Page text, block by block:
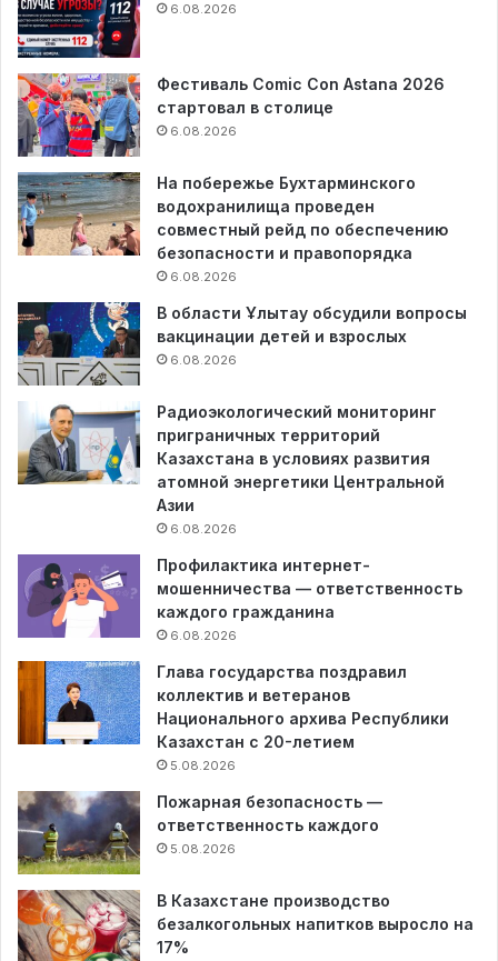
6.08.2026
Фестиваль Comic Con Astana 2026
стартовал в столице
6.08.2026
На побережье Бухтарминского
водохранилища проведен
совместный рейд по обеспечению
безопасности и правопорядка
6.08.2026
В области Ұлытау обсудили вопросы
вакцинации детей и взрослых
6.08.2026
Радиоэкологический мониторинг
приграничных территорий
Казахстана в условиях развития
атомной энергетики Центральной
Азии
6.08.2026
Профилактика интернет-
мошенничества — ответственность
каждого гражданина
6.08.2026
Глава государства поздравил
коллектив и ветеранов
Национального архива Республики
Казахстан с 20-летием
5.08.2026
Пожарная безопасность —
ответственность каждого
5.08.2026
В Казахстане производство
безалкогольных напитков выросло на
17%